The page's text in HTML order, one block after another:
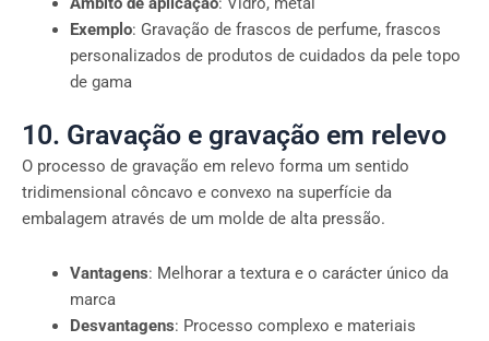
Exemplo: Gravação de frascos de perfume, frascos
personalizados de produtos de cuidados da pele topo
de gama
10. Gravação e gravação em relevo
O processo de gravação em relevo forma um sentido
tridimensional côncavo e convexo na superfície da
embalagem através de um molde de alta pressão.
Vantagens: Melhorar a textura e o carácter único da
marca
Desvantagens: Processo complexo e materiais